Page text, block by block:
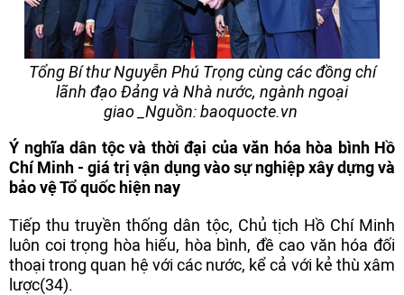
Tổng Bí thư Nguyễn Phú Trọng cùng các đồng chí
lãnh đạo Đảng và Nhà nước, ngành ngoại
giao _Nguồn: baoquocte.vn
Ý nghĩa dân tộc và thời đại của văn hóa hòa bình Hồ
Chí Minh - giá trị vận dụng vào sự nghiệp xây dựng và
bảo vệ Tổ quốc hiện nay
Tiếp thu truyền thống dân tộc, Chủ tịch Hồ Chí Minh
luôn coi trọng hòa hiếu, hòa bình, đề cao văn hóa đối
thoại trong quan hệ với các nước, kể cả với kẻ thù xâm
lược(34).